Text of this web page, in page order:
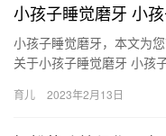
小孩子睡觉磨牙 小
小孩子睡觉磨牙，本文为
关于小孩子睡觉磨牙 小孩
睡…
育儿 2023年2月13日